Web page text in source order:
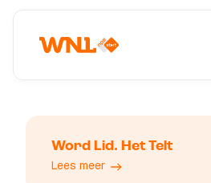
Word Lid. Het Telt
Lees meer